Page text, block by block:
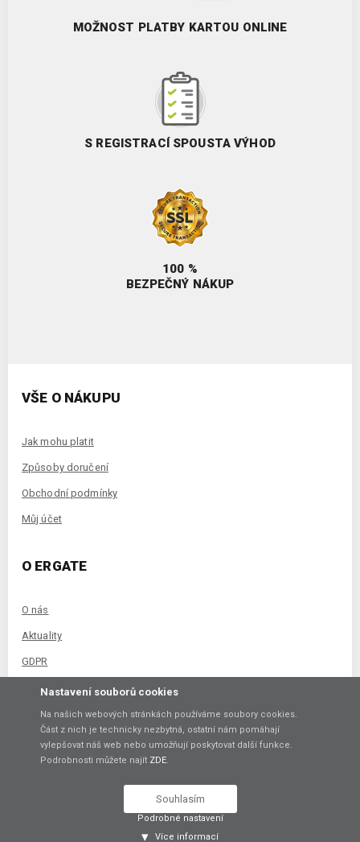
MOŽNOST PLATBY KARTOU ONLINE
S REGISTRACÍ SPOUSTA VÝHOD
100 %
BEZPEČNÝ NÁKUP
VŠE O NÁKUPU
Jak mohu platit
Způsoby doručení
Obchodní podmínky
Můj účet
O ERGATE
O nás
Aktuality
GDPR
Kontakt
NEJVYHLEDÁVANĚJŠÍ KATEGORIE
Nastavení souborů cookies
Na našich webových stránkách používáme soubory cookies.
Část z nich je technicky nezbytná, ostatní nám pomáhají
vylepšovat náš web nebo umožňují poskytovat další funkce.
Podrobnosti můžete najít ZDE.
Souhlasím
Podrobné nastavení
Více informací